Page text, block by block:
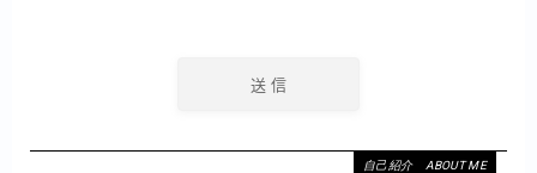
自己紹介 ABOUT ME